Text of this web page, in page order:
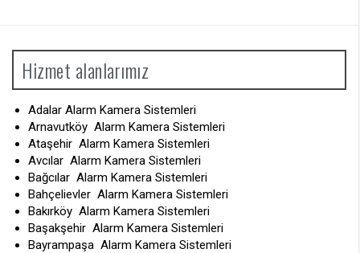
Hizmet alanlarımız
Adalar Alarm Kamera Sistemleri
Arnavutköy Alarm Kamera Sistemleri
Ataşehir Alarm Kamera Sistemleri
Avcılar Alarm Kamera Sistemleri
Bağcılar Alarm Kamera Sistemleri
Bahçelievler Alarm Kamera Sistemleri
Bakırköy Alarm Kamera Sistemleri
Başakşehir Alarm Kamera Sistemleri
Bayrampaşa Alarm Kamera Sistemleri